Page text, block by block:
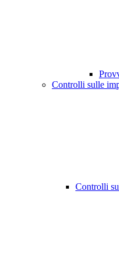
Controlli sulle
Controlli